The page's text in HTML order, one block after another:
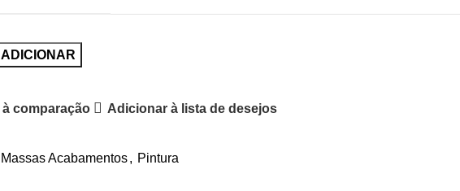
ADICIONAR
comparação Adicionar à lista de desejos
Massas Acabamentos, Pintura